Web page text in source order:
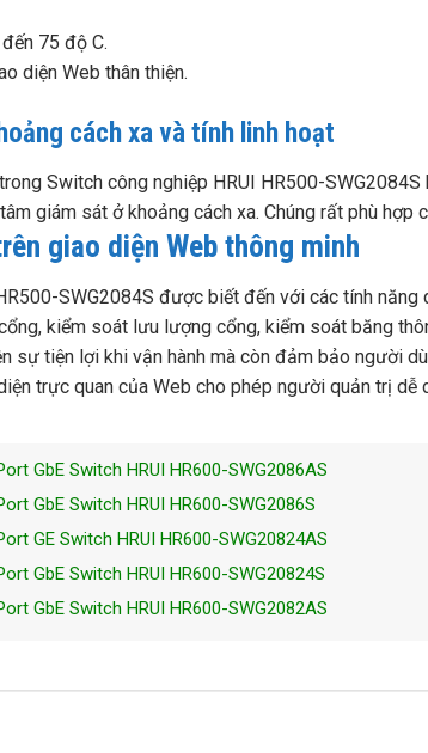
75 độ C.
diện Web thân thiện.
cách xa và tính linh hoạt
Switch công nghiệp HRUI HR500-
giám sát ở khoảng cách xa. Chúng rất phù
giao diện Web thông minh
SWG2084S được biết đến với các tính
kiểm soát lưu lượng cổng, kiểm soát băng
sự tiện lợi khi vận hành mà còn đảm bảo người
trực quan của Web cho phép người quản trị
GbE Switch HRUI HR600-SWG2086AS
GbE Switch HRUI HR600-SWG2086S
GE Switch HRUI HR600-SWG20824AS
GbE Switch HRUI HR600-SWG20824S
GbE Switch HRUI HR600-SWG2082AS